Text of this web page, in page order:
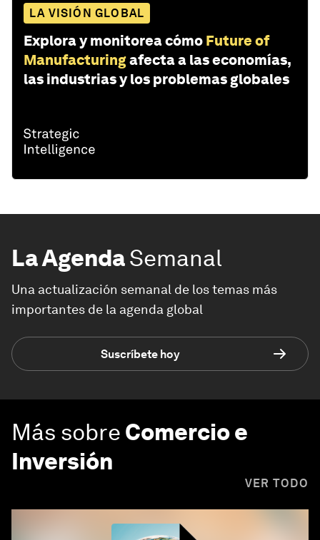
LA VISIÓN GLOBAL
Explora y monitorea cómo Future of
Manufacturingafecta a las economías,
las industrias y los problemas globales
La AgendaSemanal
Una actualización semanal de los temas más
importantes de la agenda global
Suscríbete hoy
Más sobre Comercio e
Inversión
VER TODO